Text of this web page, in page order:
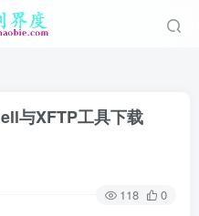
与XFTP工具下载
118 0